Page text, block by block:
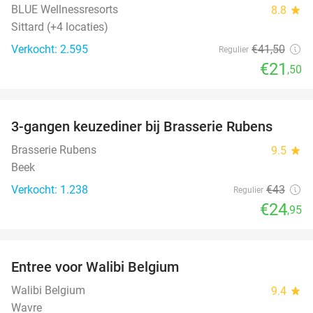
BLUE Wellnessresorts 8.8 star
Sittard (+4 locaties)
Verkocht: 2.595
Regulier €41,50
€21 ,50
42%
3-gangen keuzediner bij Brasserie Rubens
Brasserie Rubens 9.5 star
Beek
Verkocht: 1.238
Regulier €43
€24,95
Entree voor Walibi Belgium
Walibi Belgium 9.4 star
Wavre